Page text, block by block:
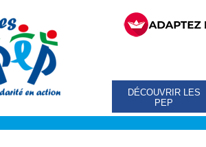
DÉCOUVRIR LES
PEP